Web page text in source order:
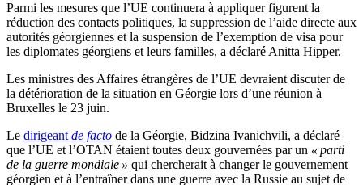
Parmi les mesures que l’UE continuera à appliquer figurent la
réduction des contacts politiques, la suppression de l’aide directe aux
autorités géorgiennes et la suspension de l’exemption de visa pour
les diplomates géorgiens et leurs familles, a déclaré Anitta Hipper.
Les ministres des Affaires étrangères de l’UE devraient discuter de
la détérioration de la situation en Géorgie lors d’une réunion à
Bruxelles le 23 juin.
Le dirigeant de facto de la Géorgie, Bidzina Ivanichvili, a déclaré
que l’UE et l’OTAN étaient toutes deux gouvernées par un « parti
de la guerre mondiale » qui chercherait à changer le gouvernement
géorgien et à l’entraîner dans une guerre avec la Russie au sujet de